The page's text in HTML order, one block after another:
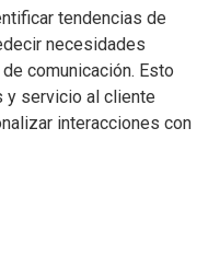
tendencias de
necesidades
comunicación. Esto
y servicio al cliente
interacciones con